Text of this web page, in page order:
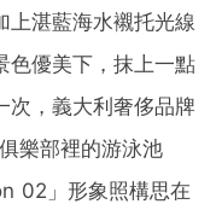
上湛藍海水襯托光線
色優美下，抹上一點
次，義大利奢侈品牌
樂部裡的游泳池
02」形象照構思在